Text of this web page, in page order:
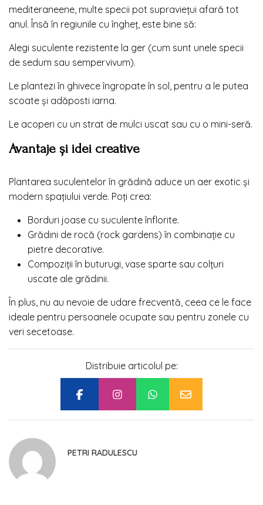
mediteraneene, multe specii pot supraviețui afară tot
anul. Însă în regiunile cu îngheț, este bine să:
Alegi suculente rezistente la ger (cum sunt unele specii
de sedum sau sempervivum).
Le plantezi în ghivece îngropate în sol, pentru a le putea
scoate și adăposti iarna.
Le acoperi cu un strat de mulci uscat sau cu o mini-seră.
Avantaje și idei creative
Plantarea suculentelor în grădină aduce un aer exotic și
modern spațiului verde. Poți crea:
Borduri joase cu suculente înflorite.
Grădini de rocă (rock gardens) în combinație cu
pietre decorative.
Compoziții în buturugi, vase sparte sau colțuri
uscate ale grădinii.
În plus, nu au nevoie de udare frecventă, ceea ce le face
ideale pentru persoanele ocupate sau pentru zonele cu
veri secetoase.
Distribuie articolul pe:
PETRI RADULESCU